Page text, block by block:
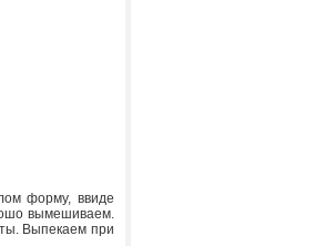
форму, ввиде
вымешиваем.
Выпекаем при